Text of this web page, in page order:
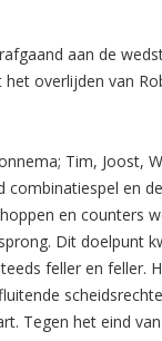
aan de
overlijden van
Tim, Joost,
en
en counters
Dit doelpunt
feller en feller.
Tegen het eind